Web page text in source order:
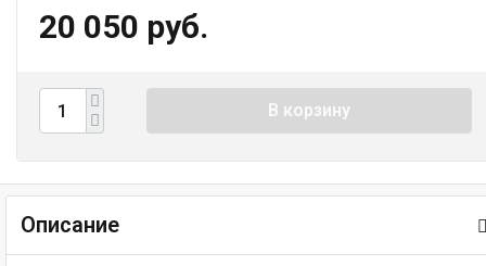
20 050 руб.
В корзину
Описание